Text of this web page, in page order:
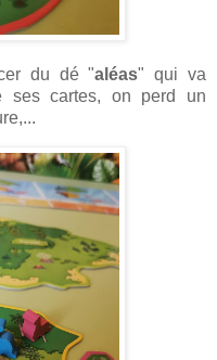
du dé "aléas" qui va
ses cartes, on perd un